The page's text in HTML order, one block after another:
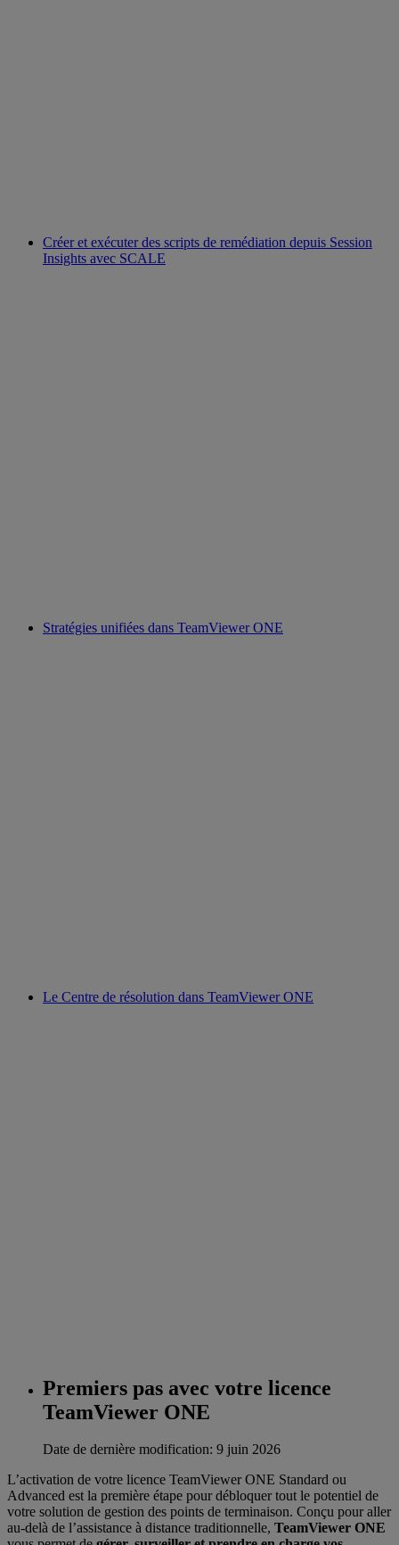
Créer et exécuter des scripts de remédiation depuis Session
Insights avec SCALE
Stratégies unifiées dans TeamViewer ONE
Le Centre de résolution dans TeamViewer ONE
Premiers pas avec votre licence
TeamViewer ONE
Date de dernière modification: 9 juin 2026
L’activation de votre licence TeamViewer ONE Standard ou
Advanced est la première étape pour débloquer tout le potentiel de
votre solution de gestion des points de terminaison. Conçu pour aller
au-delà de l’assistance à distance traditionnelle, TeamViewer ONE